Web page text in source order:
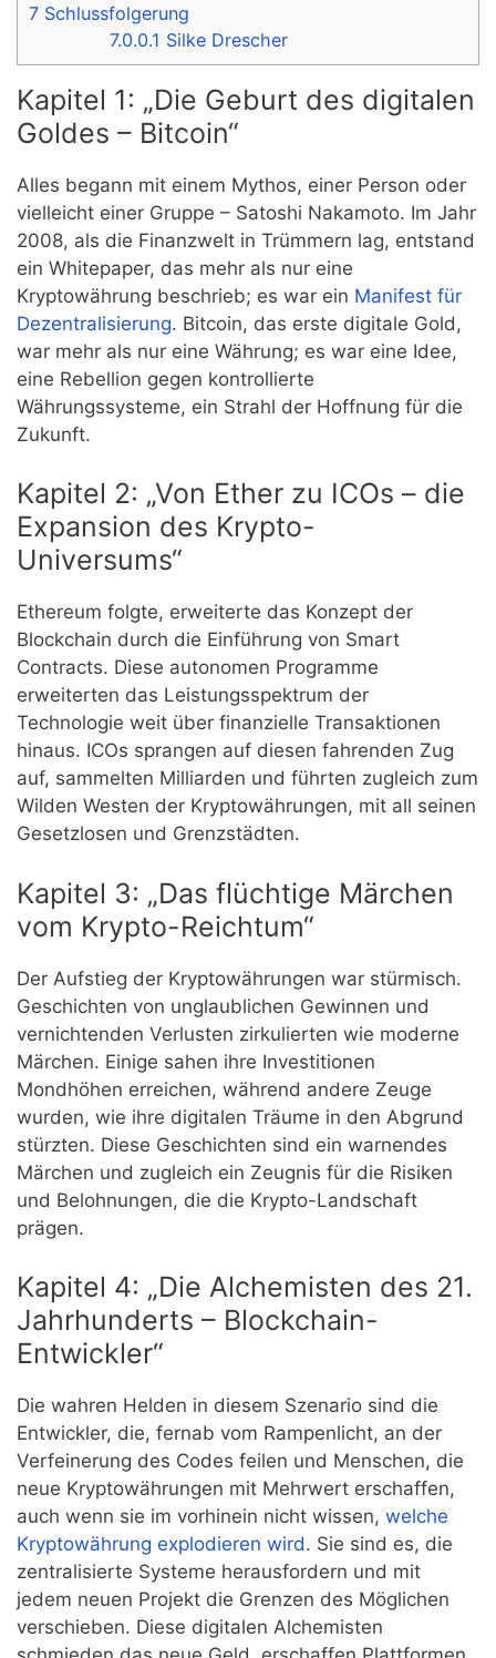
7 Schlussfolgerung
7.0.0.1 Silke Drescher
Kapitel 1: „Die Geburt des digitalen
Goldes – Bitcoin“
Alles begann mit einem Mythos, einer Person oder
vielleicht einer Gruppe – Satoshi Nakamoto. Im Jahr
2008, als die Finanzwelt in Trümmern lag, entstand
ein Whitepaper, das mehr als nur eine
Kryptowährung beschrieb; es war ein Manifest für
Dezentralisierung. Bitcoin, das erste digitale Gold,
war mehr als nur eine Währung; es war eine Idee,
eine Rebellion gegen kontrollierte
Währungssysteme, ein Strahl der Hoffnung für die
Zukunft.
Kapitel 2: „Von Ether zu ICOs – die
Expansion des Krypto-
Universums“
Ethereum folgte, erweiterte das Konzept der
Blockchain durch die Einführung von Smart
Contracts. Diese autonomen Programme
erweiterten das Leistungsspektrum der
Technologie weit über finanzielle Transaktionen
hinaus. ICOs sprangen auf diesen fahrenden Zug
auf, sammelten Milliarden und führten zugleich zum
Wilden Westen der Kryptowährungen, mit all seinen
Gesetzlosen und Grenzstädten.
Kapitel 3: „Das flüchtige Märchen
vom Krypto-Reichtum“
Der Aufstieg der Kryptowährungen war stürmisch.
Geschichten von unglaublichen Gewinnen und
vernichtenden Verlusten zirkulierten wie moderne
Märchen. Einige sahen ihre Investitionen
Mondhöhen erreichen, während andere Zeuge
wurden, wie ihre digitalen Träume in den Abgrund
stürzten. Diese Geschichten sind ein warnendes
Märchen und zugleich ein Zeugnis für die Risiken
und Belohnungen, die die Krypto-Landschaft
prägen.
Kapitel 4: „Die Alchemisten des 21.
Jahrhunderts – Blockchain-
Entwickler“
Die wahren Helden in diesem Szenario sind die
Entwickler, die, fernab vom Rampenlicht, an der
Verfeinerung des Codes feilen und Menschen, die
neue Kryptowährungen mit Mehrwert erschaffen,
auch wenn sie im vorhinein nicht wissen, welche
Kryptowährung explodieren wird. Sie sind es, die
zentralisierte Systeme herausfordern und mit
jedem neuen Projekt die Grenzen des Möglichen
verschieben. Diese digitalen Alchemisten